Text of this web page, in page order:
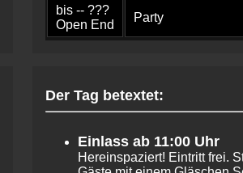
bis -- ???
Open End
Party
Der Tag betextet:
Einlass ab 11:00 Uhr
Hereinspaziert! Eintritt frei.